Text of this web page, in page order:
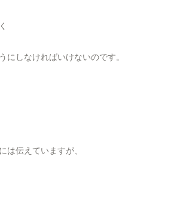
にしなければいけないのです。
は伝えていますが、